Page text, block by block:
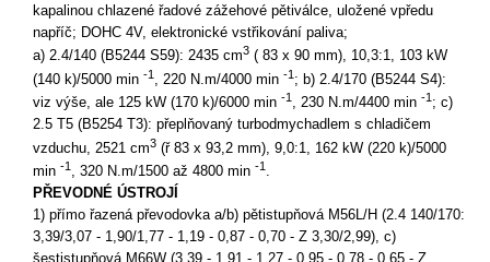
kapalinou chlazené řadové zážehové pětiválce, uložené vpředu
napříč; DOHC 4V, elektronické vstřikování paliva;
a) 2.4/140 (B5244 S59): 2435 cm3 ( 83 x 90 mm), 10,3:1, 103 kW
(140 k)/5000 min -1 , 220 N.m/4000 min -1 ; b) 2.4/170 (B5244 S4):
viz výše, ale 125 kW (170 k)/6000 min -1 , 230 N.m/4400 min -1 ; c)
2.5 T5 (B5254 T3): přeplňovaný turbodmychadlem s chladičem
vzduchu, 2521 cm3 (ř 83 x 93,2 mm), 9,0:1, 162 kW (220 k)/5000
min -1 , 320 N.m/1500 až 4800 min -1
PŘEVODNÉ ÚSTROJÍ
1) přímo řazená převodovka a/b) pětistupňová M56L/H (2.4 140/170:
3,39/3,07 - 1,90/1,77 - 1,19 - 0,87 - 0,70 - Z 3,30/2,99), c)
šestistupňová M66W (3,39 - 1,91 - 1,27 - 0,95 - 0,78 - 0,65 - Z